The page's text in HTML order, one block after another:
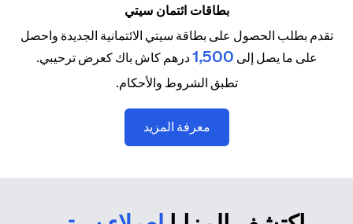
بطاقات ائتمان سيتي
تقدم بطلب الحصول على بطاقة سيتي الائتمانية الجديدة واحصل
على ما يصل إلى 1,500درهم كاش باك كعرض ترحيبي.
تطبق الشروط والأحكام.
معرفة المزيد